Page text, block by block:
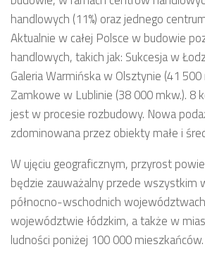
handlowych (11%) oraz jednego
Aktualnie w całej Polsce w budowie
handlowych, takich jak: Sukcesja w
Galeria Warmińska w Olsztynie (41 500
Zamkowe w Lublinie (38 000 mkw.). 8
jest w procesie rozbudowy. Nowa
zdominowana przez obiekty małe i
W ujęciu geograficznym, przyrost
będzie zauważalny przede wszystkim
północno-wschodnich
województwie łódzkim, a także w
ludności poniżej 100 000 mieszkańców.